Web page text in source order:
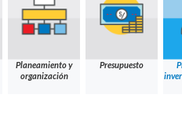
Planeamiento y
organización
Presupuesto